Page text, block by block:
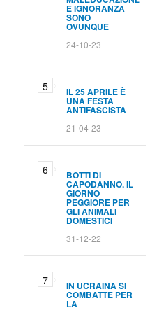
E IGNORANZA
SONO
OVUNQUE
24-10-23
IL 25 APRILE È
UNA FESTA
ANTIFASCISTA
21-04-23
BOTTI DI
CAPODANNO. IL
GIORNO
PEGGIORE PER
GLI ANIMALI
DOMESTICI
31-12-22
IN UCRAINA SI
COMBATTE PER
LA